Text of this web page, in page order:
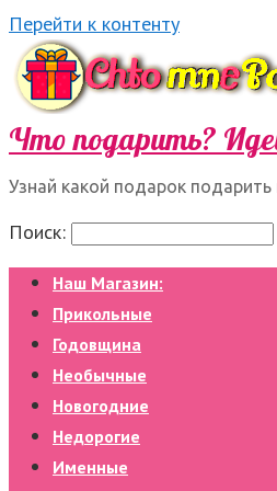
Перейти к контенту
Что подарить?
Узнай какой подарок подарить
Поиск:
Наш Магазин:
Прикольные
Годовщина
Необычные
Новогодние
Недорогие
Именные